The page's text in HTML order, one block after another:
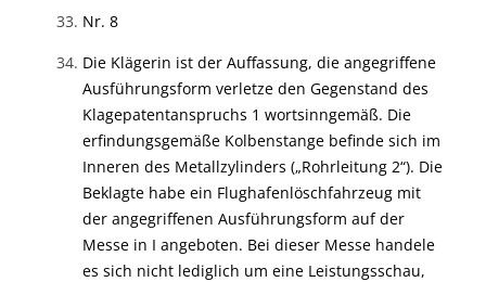
Nr. 8
Die Klägerin ist der Auffassung, die angegriffene
Ausführungsform verletze den Gegenstand des
Klagepatentanspruchs 1 wortsinngemäß. Die
erfindungsgemäße Kolbenstange befinde sich im
Inneren des Metallzylinders („Rohrleitung 2“). Die
Beklagte habe ein Flughafenlöschfahrzeug mit
der angegriffenen Ausführungsform auf der
Messe in I angeboten. Bei dieser Messe handele
es sich nicht lediglich um eine Leistungsschau,